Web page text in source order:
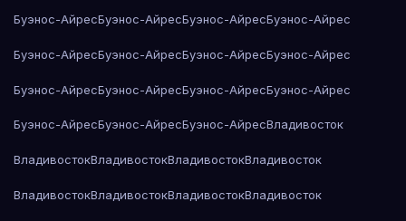
Буэнос-АйресБуэнос-АйресБуэнос-АйресБуэнос-Айрес
Буэнос-АйресБуэнос-АйресБуэнос-АйресБуэнос-Айрес
Буэнос-АйресБуэнос-АйресБуэнос-АйресБуэнос-Айрес
Буэнос-АйресБуэнос-АйресБуэнос-АйресВладивосток
ВладивостокВладивостокВладивостокВладивосток
ВладивостокВладивостокВладивостокВладивосток